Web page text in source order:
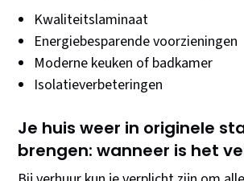
Kwaliteitslaminaat
Energiebesparende voorzieningen
Moderne keuken of badkamer
Isolatieverbeteringen
Je huis weer in originele
brengen: wanneer is het